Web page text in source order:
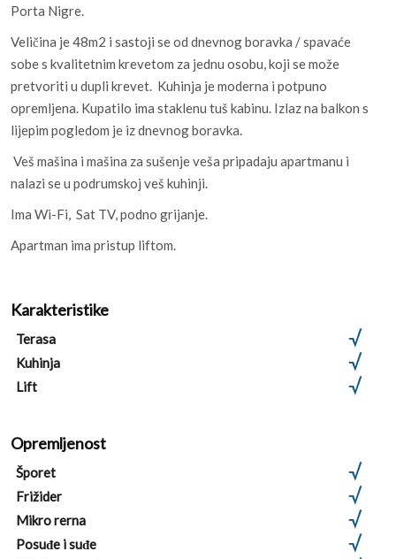
Porta Nigre.
Veličina je 48m2 i sastoji se od dnevnog boravka / spavaće
sobe s kvalitetnim krevetom za jednu osobu, koji se može
pretvoriti u dupli krevet. Kuhinja je moderna i potpuno
opremljena. Kupatilo ima staklenu tuš kabinu. Izlaz na balkon s
lijepim pogledom je iz dnevnog boravka.
Veš mašina i mašina za sušenje veša pripadaju apartmanu i
nalazi se u podrumskoj veš kuhinji.
Ima Wi-Fi, Sat TV, podno grijanje.
Apartman ima pristup liftom.
Karakteristike
Terasa
Kuhinja
Lift
Opremljenost
Šporet
Frižider
Mikro rerna
Posuđe i suđe